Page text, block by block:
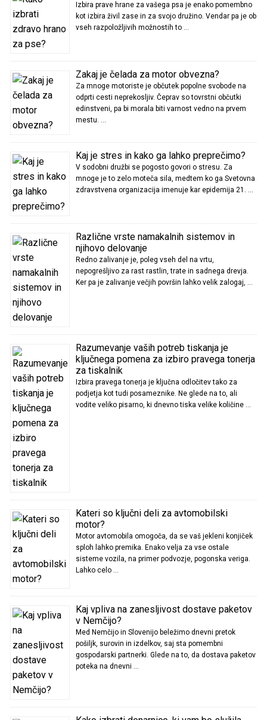
Izbira prave hrane za vašega psa je enako pomembno
kot izbira živil zase in za svojo družino. Vendar pa je ob
vseh razpoložljivih možnostih to …
Zakaj je čelada za motor obvezna?
Za mnoge motoriste je občutek popolne svobode na
odprti cesti neprekosljiv. Čeprav so tovrstni občutki
edinstveni, pa bi morala biti varnost vedno na prvem
mestu. …
Kaj je stres in kako ga lahko preprečimo?
V sodobni družbi se pogosto govori o stresu. Za
mnoge je to zelo moteča sila, medtem ko ga Svetovna
zdravstvena organizacija imenuje kar epidemija 21. …
Različne vrste namakalnih sistemov in
njihovo delovanje
Redno zalivanje je, poleg vseh del na vrtu,
nepogrešljivo za rast rastlin, trate in sadnega drevja.
Ker pa je zalivanje večjih površin lahko velik zalogaj, …
Razumevanje vaših potreb tiskanja je
ključnega pomena za izbiro pravega tonerja
za tiskalnik
Izbira pravega tonerja je ključna odločitev tako za
podjetja kot tudi posameznike. Ne glede na to, ali
vodite veliko pisarno, ki dnevno tiska velike količine …
Kateri so ključni deli za avtomobilski
motor?
Motor avtomobila omogoča, da se vaš jekleni konjiček
sploh lahko premika. Enako velja za vse ostale
sisteme vozila, na primer podvozje, pogonska veriga.
Lahko celo …
Kaj vpliva na zanesljivost dostave paketov
v Nemčijo?
Med Nemčijo in Slovenijo beležimo dnevni pretok
pošiljk, surovin in izdelkov, saj sta pomembni
gospodarski partnerki. Glede na to, da dostava paketov
poteka na dnevni …